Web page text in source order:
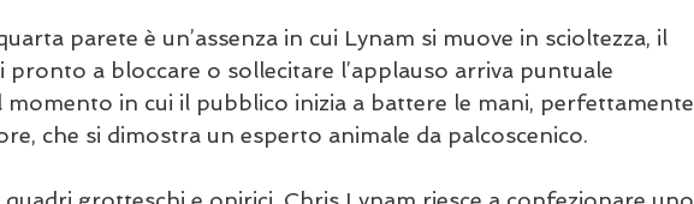
parete è un’assenza in cui Lynam si muove in scioltezza, il
pronto a bloccare o sollecitare l’applauso arriva puntuale
momento in cui il pubblico inizia a battere le mani, perfettamente
che si dimostra un esperto animale da palcoscenico.